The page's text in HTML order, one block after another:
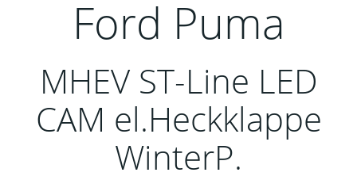
Ford Puma
MHEV ST-Line LED
CAM el.Heckklappe
WinterP.